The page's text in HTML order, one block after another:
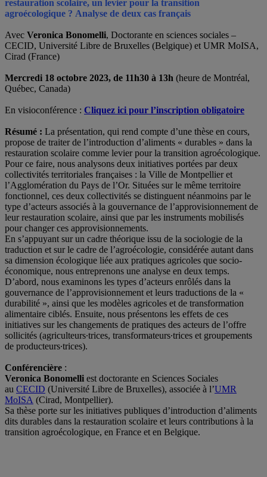
restauration scolaire, un levier pour la transition
agroécologique ? Analyse de deux cas français
Avec Veronica Bonomelli, Doctorante en sciences sociales –
CECID, Université Libre de Bruxelles (Belgique) et UMR MoISA,
Cirad (France)
Mercredi 18 octobre 2023, de 11h30 à 13h (heure de Montréal,
Québec, Canada)
En visioconférence : Cliquez ici pour l’inscription obligatoire
Résumé : La présentation, qui rend compte d’une thèse en cours,
propose de traiter de l’introduction d’aliments « durables » dans la
restauration scolaire comme levier pour la transition agroécologique.
Pour ce faire, nous analysons deux initiatives portées par deux
collectivités territoriales françaises : la Ville de Montpellier et
l’Agglomération du Pays de l’Or. Situées sur le même territoire
fonctionnel, ces deux collectivités se distinguent néanmoins par le
type d’acteurs associés à la gouvernance de l’approvisionnement de
leur restauration scolaire, ainsi que par les instruments mobilisés
pour changer ces approvisionnements.
En s’appuyant sur un cadre théorique issu de la sociologie de la
traduction et sur le cadre de l’agroécologie, considérée autant dans
sa dimension écologique liée aux pratiques agricoles que socio-
économique, nous entreprenons une analyse en deux temps.
D’abord, nous examinons les types d’acteurs enrôlés dans la
gouvernance de l’approvisionnement et leurs traductions de la «
durabilité », ainsi que les modèles agricoles et de transformation
alimentaire ciblés. Ensuite, nous présentons les effets de ces
initiatives sur les changements de pratiques des acteurs de l’offre
sollicités (agriculteurs∙trices, transformateurs∙trices et groupements
de producteurs∙trices).
Conférencière :
Veronica Bonomelli est doctorante en Sciences Sociales
au CECID (Université Libre de Bruxelles), associée à l’UMR
MoISA (Cirad, Montpellier).
Sa thèse porte sur les initiatives publiques d’introduction d’aliments
dits durables dans la restauration scolaire et leurs contributions à la
transition agroécologique, en France et en Belgique.